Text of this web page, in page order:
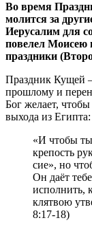
Во время
молится за
Иерусалим для
повелел Моисею
праздники
Праздник Кущей
прошлому и
Бог желает,
выхода из Египта:
«И чтобы ты
крепость
сие», но
Он даёт
исполнить,
клятвою
8:17-18)